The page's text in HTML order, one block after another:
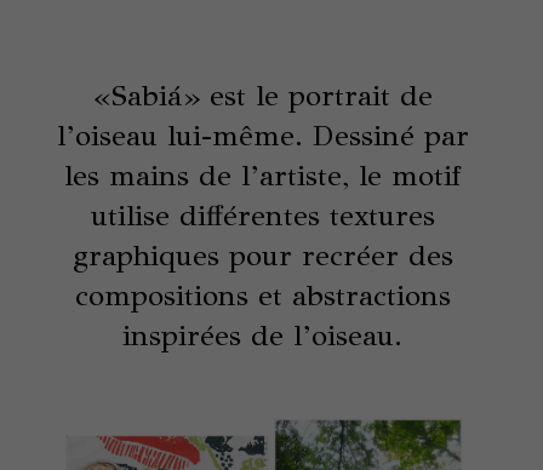
«Sabiá» est le portrait de
l’oiseau lui-même. Dessiné par
les mains de l’artiste, le motif
utilise différentes textures
graphiques pour recréer des
compositions et abstractions
inspirées de l’oiseau.